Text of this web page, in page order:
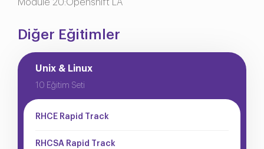
Module 20:Openshift LA
Diğer Eğitimler
Unix & Linux
10 Eğitim Seti
RHCE Rapid Track
RHCSA Rapid Track